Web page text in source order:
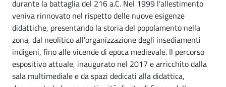
durante la battaglia del 216 a.C. Nel 1999 l’allestimento
veniva rinnovato nel rispetto delle nuove esigenze
didattiche, presentando la storia del popolamento nella
zona, dal neolitico all'organizzazione degli insediamenti
indigeni, fino alle vicende di epoca medievale. Il percorso
espositivo attuale, inaugurato nel 2017 e arricchito dalla
sala multimediale e da spazi dedicati alla didattica,